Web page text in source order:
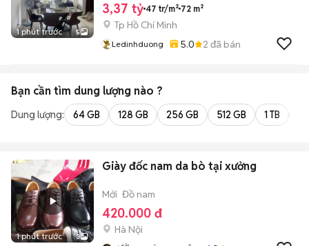
1 phút trước 5
3,37 tỷ 47 tr/m² 72 m²
Tp Hồ Chí Minh
Ledinhduong 5.0 2 đã bán
Bạn cần tìm dung lượng nào ?
Dung lượng: 64 GB 128 GB 256 GB 512 GB 1 TB
1 phút trước 3
Giày đốc nam da bò tại xưởng
Mới Đồ nam
420.000 đ
Hà Nội